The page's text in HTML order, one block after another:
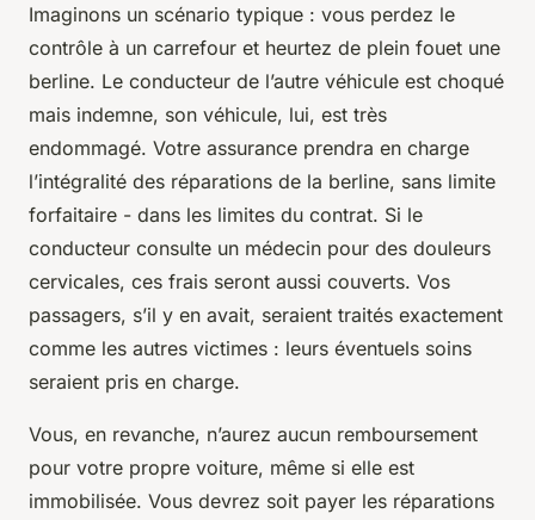
Imaginons un scénario typique : vous perdez le
contrôle à un carrefour et heurtez de plein fouet une
berline. Le conducteur de l’autre véhicule est choqué
mais indemne, son véhicule, lui, est très
endommagé. Votre assurance prendra en charge
l’intégralité des réparations de la berline, sans limite
forfaitaire - dans les limites du contrat. Si le
conducteur consulte un médecin pour des douleurs
cervicales, ces frais seront aussi couverts. Vos
passagers, s’il y en avait, seraient traités exactement
comme les autres victimes : leurs éventuels soins
seraient pris en charge.
Vous, en revanche, n’aurez aucun remboursement
pour votre propre voiture, même si elle est
immobilisée. Vous devrez soit payer les réparations